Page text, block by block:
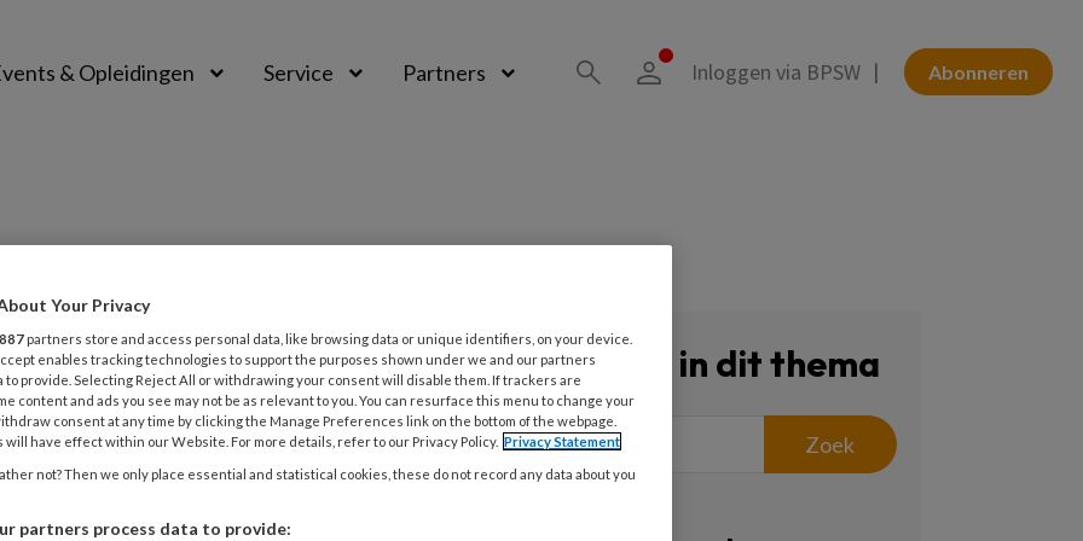
& Opleidingen Service Partners Abonneren
Inloggen via BPSW
ACHTERGROND ERVARINGSDESKUNDIGHEID
misbruik Herstel is mogelijk
misbruik is, vooral wanneer het in families
een onderwerp dat veel hulpverleners liever
Zoeken in dit thema
Zoek
Your Privacy
887 partners store and access personal data, like browsing data or unique identifiers, on your device.
enables tracking technologies to support the purposes shown under we and our partners
to provide. Selecting Reject All or withdrawing your consent will disable them. If trackers are
content and ads you see may not be as relevant to you. You can resurface this menu to change your
consent at any time by clicking the Manage Preferences link on the bottom of the webpage.
will have effect within our Website. For more details, refer to our Privacy Policy. Privacy Statement
not? Then we only place essential and statistical cookies, these do not record any data about you
partners process data to provide: